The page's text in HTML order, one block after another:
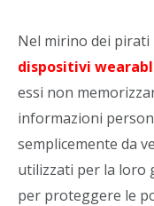
Nel mirino dei
dispositivi
essi non
informazioni
semplicemente da
utilizzati per la loro
per proteggere le